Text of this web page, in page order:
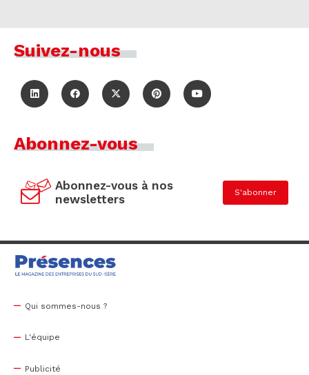
Suivez-nous
Abonnez-vous
Abonnez-vous à nos
newsletters
S'abonner
Qui sommes-nous ?
L'équipe
Publicité